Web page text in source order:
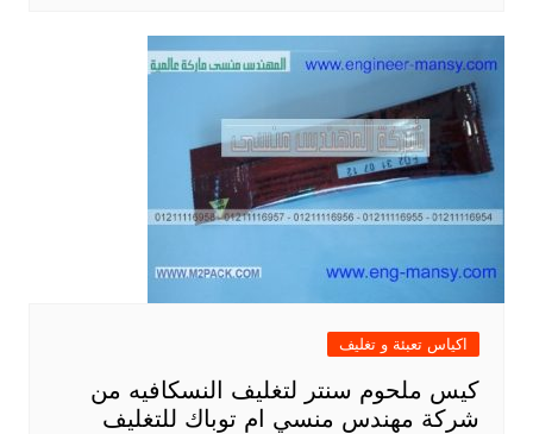
اكياس تعبئة و تغليف
كيس ملحوم سنتر لتغليف النسكافيه من
شركة مهندس منسي ام توباك للتغليف